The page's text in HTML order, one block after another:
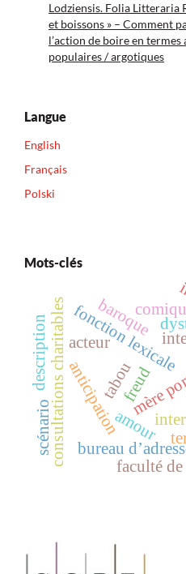
Lodziensis. Folia Litteraria
et boissons » – Comment
l’action de boire en
populaires / argotiques
Langue
English
Français
Polski
Mots-clés
mère
tabou
amour
fonction lexicale
bureau
consultations charitables faculté
anticipation
acteur
scénario
baroque
freud
description